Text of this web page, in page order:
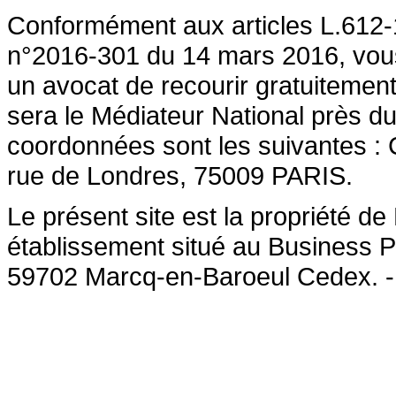
Conformément aux articles
n°2016-301 du 14 mars 2016,
un avocat de recourir
sera le Médiateur National près
coordonnées sont les suivantes :
rue de Londres, 75009 PARIS.
Le présent site est la propriété
établissement situé au Business
59702 Marcq-en-Baroeul Cedex.